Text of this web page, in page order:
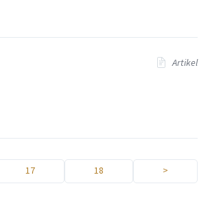
Artikel
17 18 >